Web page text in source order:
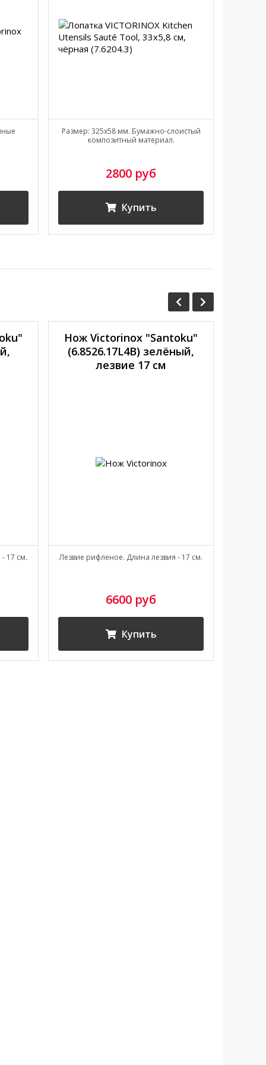
Размер: 325x58 мм. Бумажно-слоистый
композитный материал.
2800 руб
Купить
17 см.
Нож Victorinox "Santoku"
(6.8526.17L4B) зелёный,
лезвие 17 см
Лезвие рифленое. Длина лезвия - 17 см.
6600 руб
Купить